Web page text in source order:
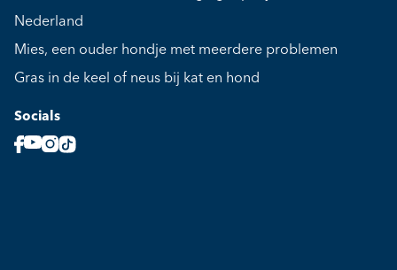
Nederland
Mies, een ouder hondje met meerdere problemen
Gras in de keel of neus bij kat en hond
Socials